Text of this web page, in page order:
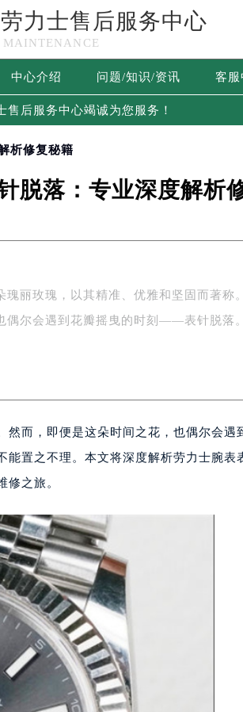
劳力士售后服务中心
MAINTENANCE
中心介绍 问题/知识/资讯 客服
售后服务中心竭诚为您服务！
析修复秘籍
脱落：专业深度解析
丽玫瑰，以其精准、优雅和坚固而著称。
偶尔会遇到花瓣摇曳的时刻——表针脱落。
而，即便是这朵时间之花，也偶尔会遇
置之不理。本文将深度解析劳力士腕表
修之旅。